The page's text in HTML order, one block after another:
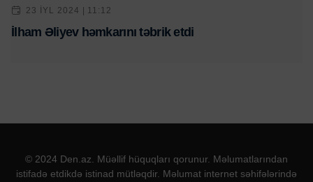
23 IYL 2024 | 11:12
İlham Əliyev həmkarını təbrik etdi
© 2024 Den.az. Müəllif hüquqları qorunur. Məlumatlarından
istifadə etdikdə istinad mütləqdir. Məlumat internet səhifələrində